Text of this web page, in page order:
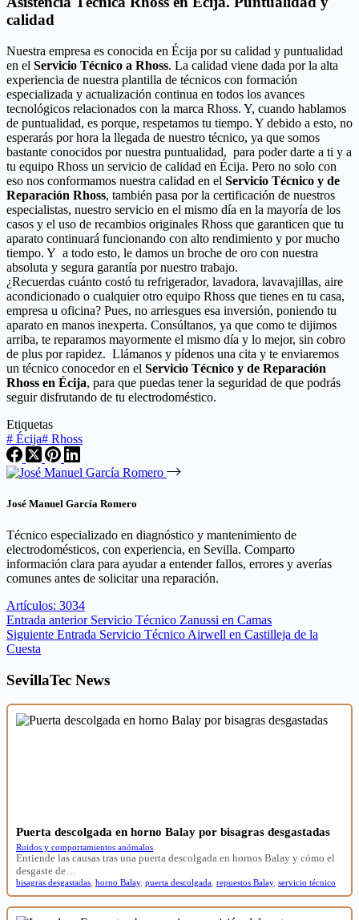
calidad
Nuestra empresa es conocida en Écija por su calidad y puntualidad
en el Servicio Técnico a Rhoss. La calidad viene dada por la alta
experiencia de nuestra plantilla de técnicos con formación
especializada y actualización continua en todos los avances
tecnológicos relacionados con la marca Rhoss. Y, cuando hablamos
de puntualidad, es porque, respetamos tu tiempo. Y debido a esto, no
esperarás por hora la llegada de nuestro técnico, ya que somos
bastante conocidos por nuestra puntualidad, para poder darte a ti y a
tu equipo Rhoss un servicio de calidad en Écija. Pero no solo con
eso nos conformamos nuestra calidad en el Servicio Técnico y de
Reparación Rhoss, también pasa por la certificación de nuestros
especialistas, nuestro servicio en el mismo día en la mayoría de los
casos y el uso de recambios originales Rhoss que garanticen que tu
aparato continuará funcionando con alto rendimiento y por mucho
tiempo. Y a todo esto, le damos un broche de oro con nuestra
absoluta y segura garantía por nuestro trabajo.
¿Recuerdas cuánto costó tu refrigerador, lavadora, lavavajillas, aire
acondicionado o cualquier otro equipo Rhoss que tienes en tu casa,
empresa u oficina? Pues, no arriesgues esa inversión, poniendo tu
aparato en manos inexperta. Consúltanos, ya que como te dijimos
arriba, te reparamos mayormente el mismo día y lo mejor, sin cobro
de plus por rapidez. Llámanos y pídenos una cita y te enviaremos
un técnico conocedor en el Servicio Técnico y de Reparación
Rhoss en Écija, para que puedas tener la seguridad de que podrás
seguir disfrutando de tu electrodoméstico.
Etiquetas
# Écija# Rhoss
José Manuel García Romero
Técnico especializado en diagnóstico y mantenimiento de
electrodomésticos, con experiencia, en Sevilla. Comparto
información clara para ayudar a entender fallos, errores y averías
comunes antes de solicitar una reparación.
Artículos: 3034
Entrada anterior Servicio Técnico Zanussi en Camas
Siguiente Entrada Servicio Técnico Airwell en Castilleja de la
Cuesta
SevillaTec News
Puerta descolgada en horno Balay por bisagras desgastadas
Ruidos y comportamientos anómalos
Entiende las causas tras una puerta descolgada en hornos Balay y cómo el
desgaste de…
bisagras desgastadas horno Balay, puerta descolgada repuestos Balay, servicio técnico